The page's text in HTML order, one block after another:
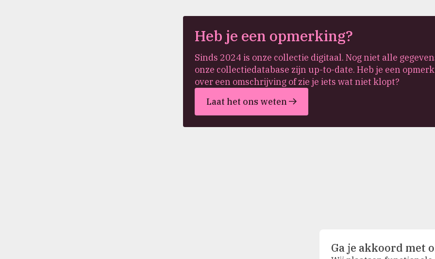
Heb je een opmerking?
Sinds 2024 is onze collectie digitaal. Nog niet alle
onze collectiedatabase zijn up-to-date. Heb je een
over een omschrijving of zie je iets wat niet klopt?
Laat het ons weten
Ga je akkoord met